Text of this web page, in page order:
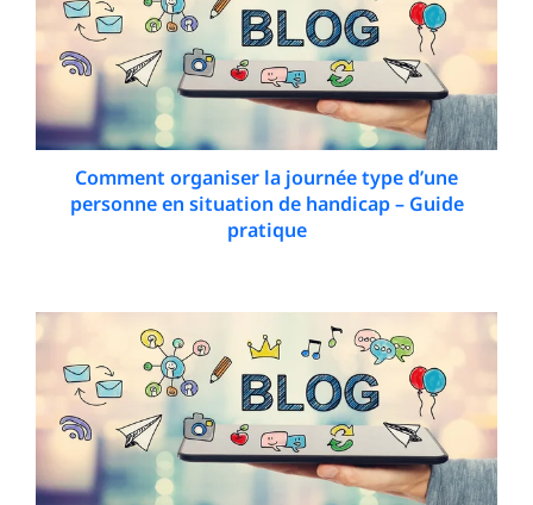
Comment organiser la journée type d’une
personne en situation de handicap – Guide
pratique